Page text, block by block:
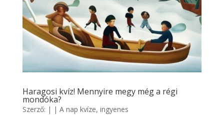
Haragosi kvíz! Mennyire megy még a régi
mondóka?
Szerző: | | A nap kvíze, ingyenes